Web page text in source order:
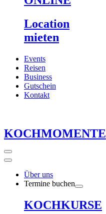
Location
mieten
Events
Reisen
Business
Gutschein
Kontakt
KOCHMOMENTE
Über uns
Termine buchen
KOCHKURSE